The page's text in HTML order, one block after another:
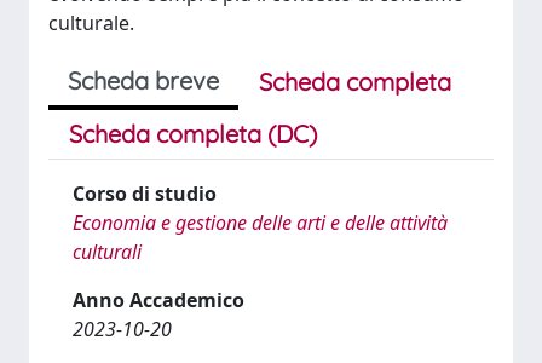
culturale.
Scheda breve
Scheda completa
Scheda completa (DC)
Corso di studio
Economia e gestione delle arti e delle attività
culturali
Anno Accademico
2023-10-20